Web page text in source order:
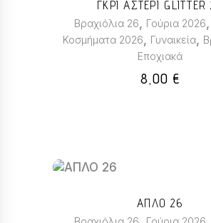
προϊόν
έχει
Οι
ΓΚΡΙ ΑΣΤΕΡΙ GLITTER
Βραχιόλια 26, Γούρια 2026,
Κοσμήματα 2026, Γυναικεία,
Εποχιακά
8,00 €
προϊόν
ΑΠΛΟ 26